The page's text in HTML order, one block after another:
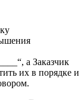
а Заказчик
их в порядке и